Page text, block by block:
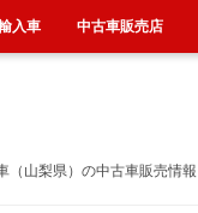
山梨県）の中古車販売情報
入車 中古車販売店